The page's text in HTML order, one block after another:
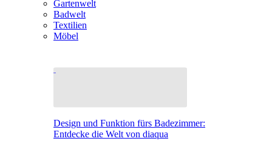
Gartenwelt
Badwelt
Textilien
Möbel
Design und Funktion fürs Badezimmer:
Entdecke die Welt von diaqua